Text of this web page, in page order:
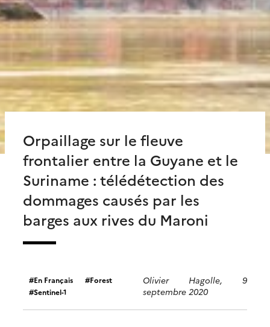
Orpaillage sur le fleuve
frontalier entre la Guyane et le
Suriname : télédétection des
dommages causés par les
barges aux rives du Maroni
En Français
Forest
Sentinel-1
Olivier Hagolle, 9
septembre 2020